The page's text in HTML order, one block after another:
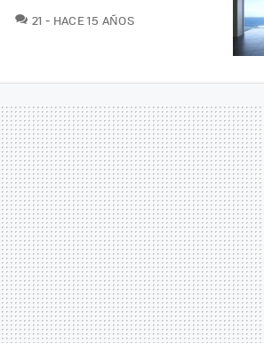
21 COMENTARIOS
HACE 15 AÑOS